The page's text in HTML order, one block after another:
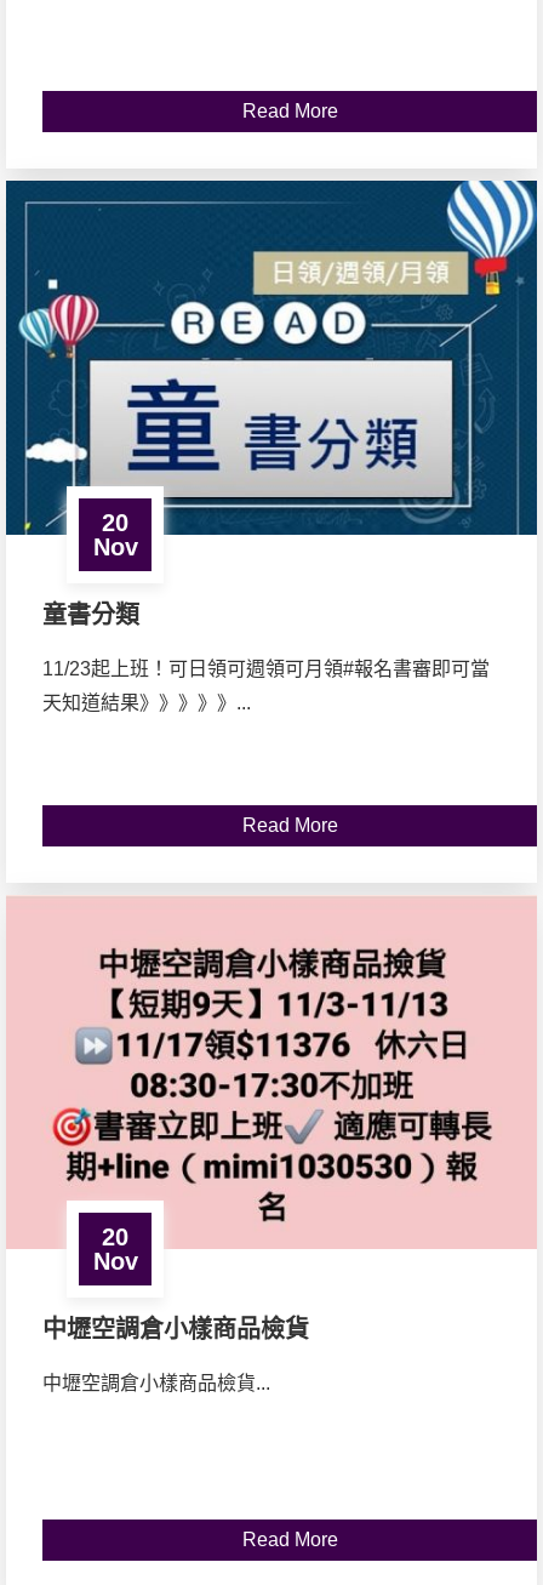
Read More
20
Nov
童書分類
11/23起上班！可日領可️週領可️月領#報名書審即可當
天知道結果》》》》》...
Read More
20
Nov
中壢空調倉小樣商品檢貨
中壢空調倉小樣商品檢貨...
Read More